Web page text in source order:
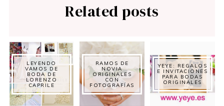
Related posts
LEYENDO
VAMOS DE
BODA DE
LORENZO
CAPRILE
RAMOS DE
NOVIA
ORIGINALES
CON
FOTOGRAFÍAS
YEYE: REGALOS
E INVITACIONES
PARA BODAS
ORIGINALES